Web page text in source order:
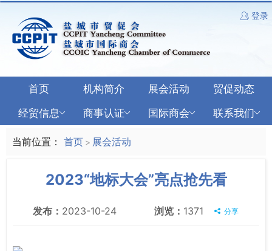
登录
首页 机构简介 展会活动
贸促动态
经贸信息
商事认证 国际商会 联系我们
当前位置： 首页 > 展会活动
2023“地标大会”亮点抢先看
发布： 2023-10-24 浏览： 1371 分享